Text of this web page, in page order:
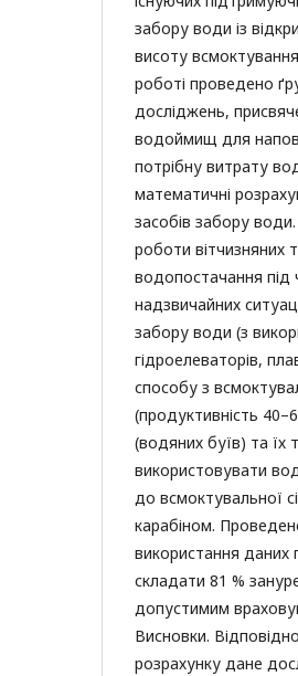
забору води із
висоту
роботі проведено
досліджень,
водоймищ для
потрібну витрату
математичні
засобів забору
роботи вітчизняних
водопостачання під
надзвичайних
забору води (з
гідроелеваторів,
способу з
(продуктивність
(водяних буїв) та їх
використовувати
до всмоктувальної
карабіном.
використання даних
складати 81 %
допустимим
Висновки.
розрахунку дане